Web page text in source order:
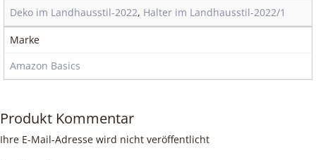
Deko im Landhausstil-2022, Halter im Landhausstil-2022/1
Marke
Amazon Basics
Produkt Kommentar
Ihre E-Mail-Adresse wird nicht veröffentlicht